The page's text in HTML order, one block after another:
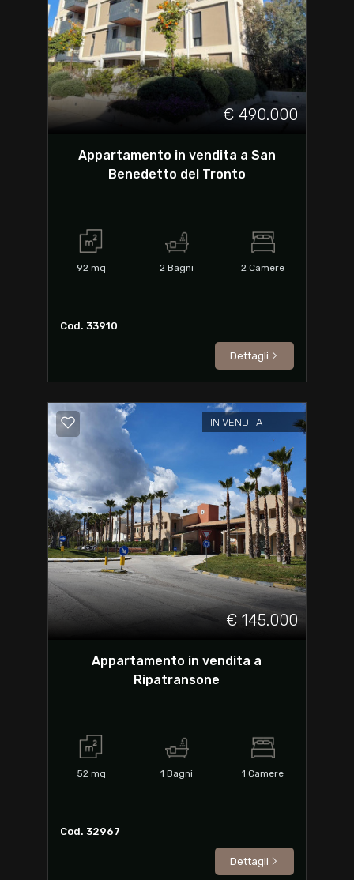
€ 490.000
Appartamento in vendita a San
Benedetto del Tronto
92 mq 2 Bagni 2 Camere
Cod. 33910
Dettagli
IN VENDITA
€ 145.000
Appartamento in vendita a
Ripatransone
52 mq 1 Bagni 1 Camere
Cod. 32967
Dettagli